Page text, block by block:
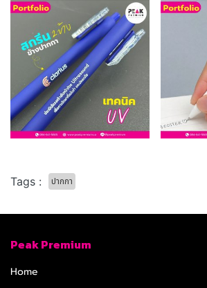
Tags : ปากกา
Peak Premium
Home